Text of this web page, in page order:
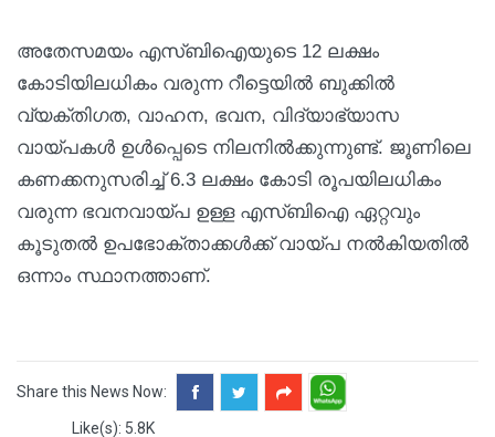
അതേസമയം എസ്ബിഐയുടെ 12 ലക്ഷം
കോടിയിലധികം വരുന്ന റീട്ടെയിൽ ബുക്കിൽ
വ്യക്തിഗത, വാഹന, ഭവന, വിദ്യാഭ്യാസ
വായ്പകൾ ഉൾപ്പെടെ നിലനിൽക്കുന്നുണ്ട്. ജൂണിലെ
കണക്കനുസരിച്ച് 6.3 ലക്ഷം കോടി രൂപയിലധികം
വരുന്ന ഭവനവായ്പ ഉള്ള എസ്ബിഐ ഏറ്റവും
കൂടുതൽ ഉപഭോക്താക്കൾക്ക് വായ്പ നൽകിയതിൽ
ഒന്നാം സ്ഥാനത്താണ്.
Share this News Now:
Like(s): 5.8K